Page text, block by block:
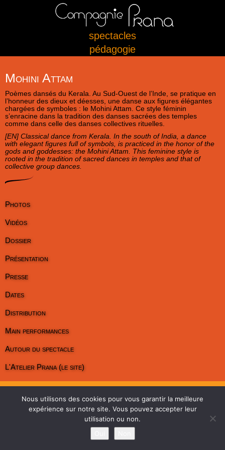
spectacles
pédagogie
Mohini Attam
Poèmes dansés du Kerala. Au Sud-Ouest de l’Inde, se pratique en
l’honneur des dieux et déesses, une danse aux figures élégantes
chargées de symboles : le Mohini Attam. Ce style féminin
s’enracine dans la tradition des danses sacrées des temples
comme dans celle des danses collectives rituelles.
[EN] Classical dance from Kerala. In the south of India, a dance
with elegant figures full of symbols, is practiced in the honor of the
gods and goddesses: the Mohini Attam. This feminine style is
rooted in the tradition of sacred dances in temples and that of
collective group dances.
Photos
Vidéos
Dossier
Présentation
Presse
Dates
Distribution
Main performances
Autour du spectacle
L'Atelier Prana (le site)
Nous utilisons des cookies pour vous garantir la meilleure
expérience sur notre site. Vous pouvez accepter leur
utilisation ou non.